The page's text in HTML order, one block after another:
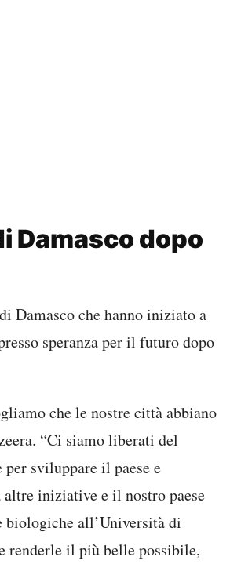
Damasco dopo
Damasco che hanno iniziato a
speranza per il futuro dopo
che le nostre città abbiano
“Ci siamo liberati del
sviluppare il paese e
iniziative e il nostro paese
biologiche all’Università di
renderle il più belle possibile,